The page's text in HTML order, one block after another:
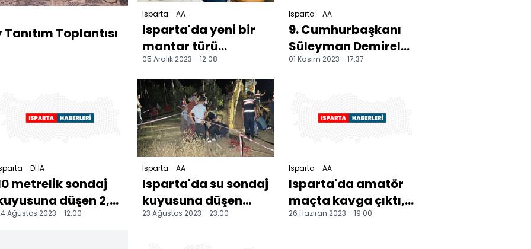
Toplantısı
Isparta - AA
Isparta'da yeni bir
mantar türü
keşfedildi
05 Aralık 2023 - 12:08
Isparta - AA
9. Cumhurbaşkanı
Süleyman Demirel
doğumunun 99.
01 Kasım 2023 - 17:37
- DHA
metrelik sondaj
düşen 2,5
Yamaç, 4
Ağustos 2023 - 12:00
Isparta - AA
Isparta'da su sondaj
kuyusuna düşen
çocuk kurtarıldı
23 Ağustos 2023 - 23:00
Isparta - AA
Isparta'da amatör
maçta kavga çıktı,
hakem 11 kırmızı
26 Haziran 2023 - 19:00